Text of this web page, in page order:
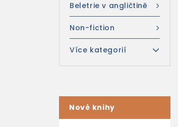
Beletrie v angličtině
Non-fiction
Více kategorií
Nové knihy